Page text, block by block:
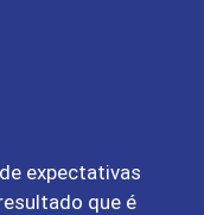
expectativas
que é